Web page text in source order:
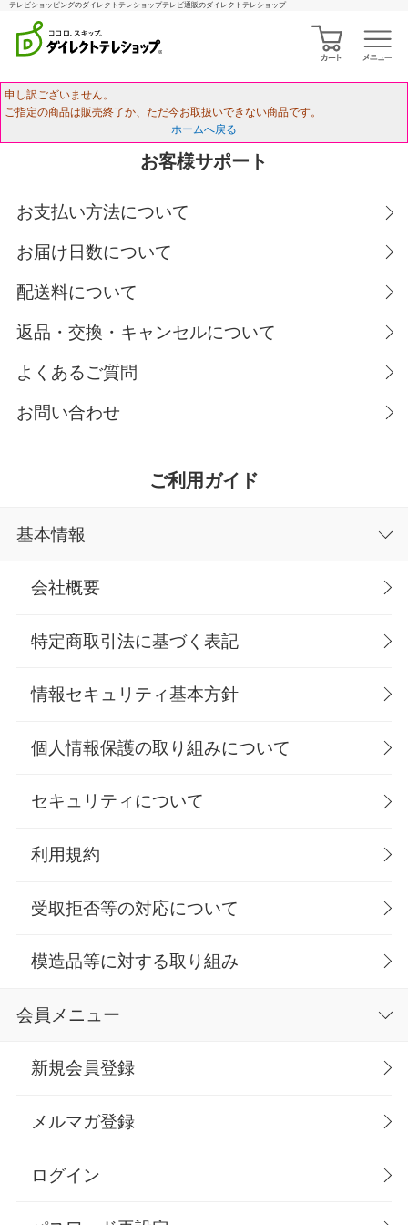
テレビショッピングのダイレクトテレショップテレビ通販のダイレクトテレショップ
申し訳ございません。
ご指定の商品は販売終了か、ただ今お取扱いできない商品です。
ホームへ戻る
お客様サポート
お支払い方法について
お届け日数について
配送料について
返品・交換・キャンセルについて
よくあるご質問
お問い合わせ
ご利用ガイド
基本情報
会社概要
特定商取引法に基づく表記
情報セキュリティ基本方針
個人情報保護の取り組みについて
セキュリティについて
利用規約
受取拒否等の対応について
模造品等に対する取り組み
会員メニュー
新規会員登録
メルマガ登録
ログイン